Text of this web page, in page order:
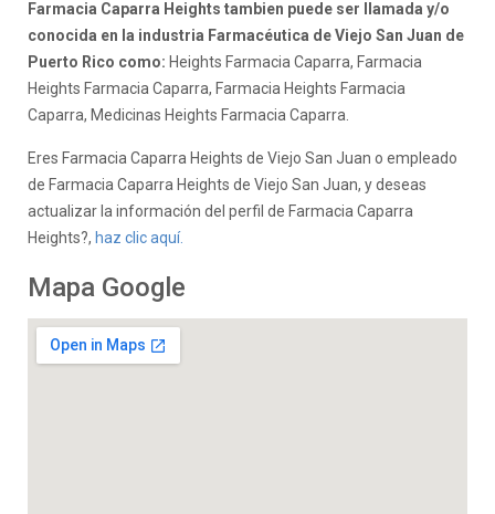
Farmacia Caparra Heights tambien puede ser llamada y/o
conocida en la industria Farmacéutica de Viejo San Juan de
Puerto Rico como: Heights Farmacia Caparra, Farmacia
Heights Farmacia Caparra, Farmacia Heights Farmacia
Caparra, Medicinas Heights Farmacia Caparra.
Eres Farmacia Caparra Heights de Viejo San Juan o empleado
de Farmacia Caparra Heights de Viejo San Juan, y deseas
actualizar la información del perfil de Farmacia Caparra
Heights?, haz clic aquí.
Mapa Google